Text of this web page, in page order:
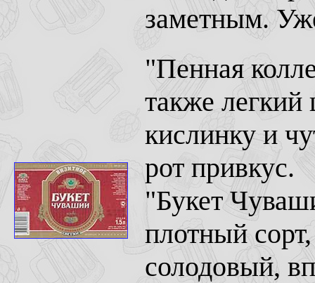
заметным.
"Пенная
также
кислинку и
рот привкус.
"Букет
плотный
солодовый,